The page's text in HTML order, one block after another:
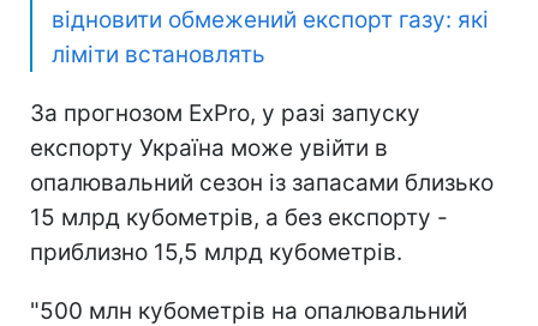
відновити обмежений експорт газу: які
ліміти встановлять
За прогнозом ExPro, у разі запуску
експорту Україна може увійти в
опалювальний сезон із запасами близько
15 млрд кубометрів, а без експорту -
приблизно 15,5 млрд кубометрів.
"500 млн кубометрів на опалювальний